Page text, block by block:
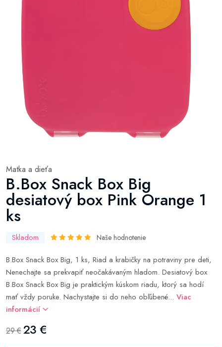
Matka a dieťa
B.Box Snack Box Big
desiatový box Pink Orange 1
ks
Skladom Naše hodnotenie
B.Box Snack Box Big, 1 ks, Riad a krabičky na potraviny pre deti,
Nenechajte sa prekvapiť neočakávaným hladom. Desiatový box
B.Box Snack Box Big je praktickým kúskom riadu, ktorý sa hodí
mať vždy poruke. Nachystajte si do neho obľúbené... Viac
informácií
29 €23 €